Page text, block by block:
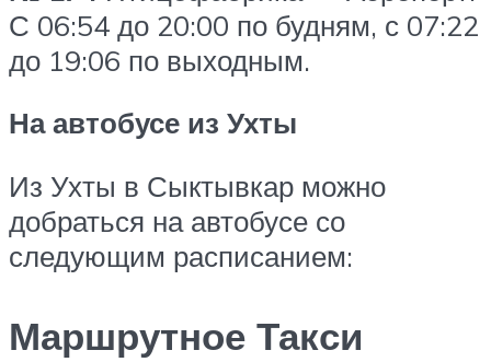
С 06:54 до 20:00 по будням, с 07:22
до 19:06 по выходным.
На автобусе из Ухты
Из Ухты в Сыктывкар можно
добраться на автобусе со
следующим расписанием:
Маршрутное Такси